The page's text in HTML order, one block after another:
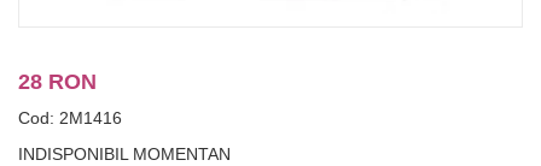
28 RON
Cod: 2M1416
INDISPONIBIL MOMENTAN